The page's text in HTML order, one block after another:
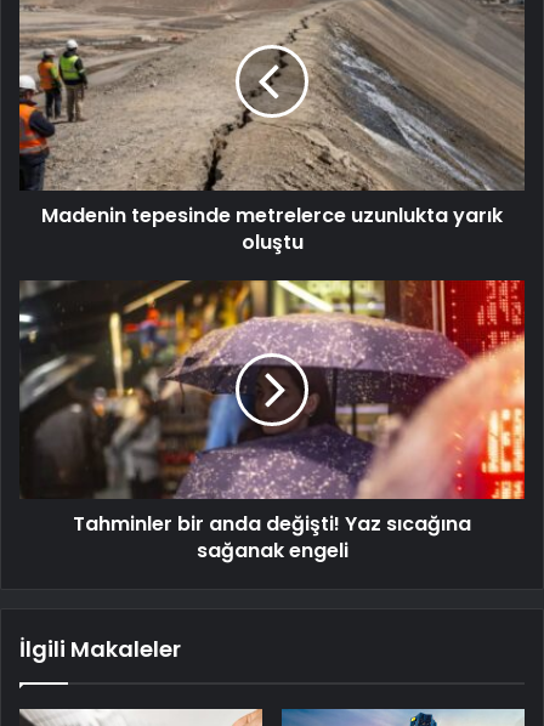
Madenin tepesinde metrelerce uzunlukta yarık
oluştu
Tahminler bir anda değişti! Yaz sıcağına
sağanak engeli
İlgili Makaleler